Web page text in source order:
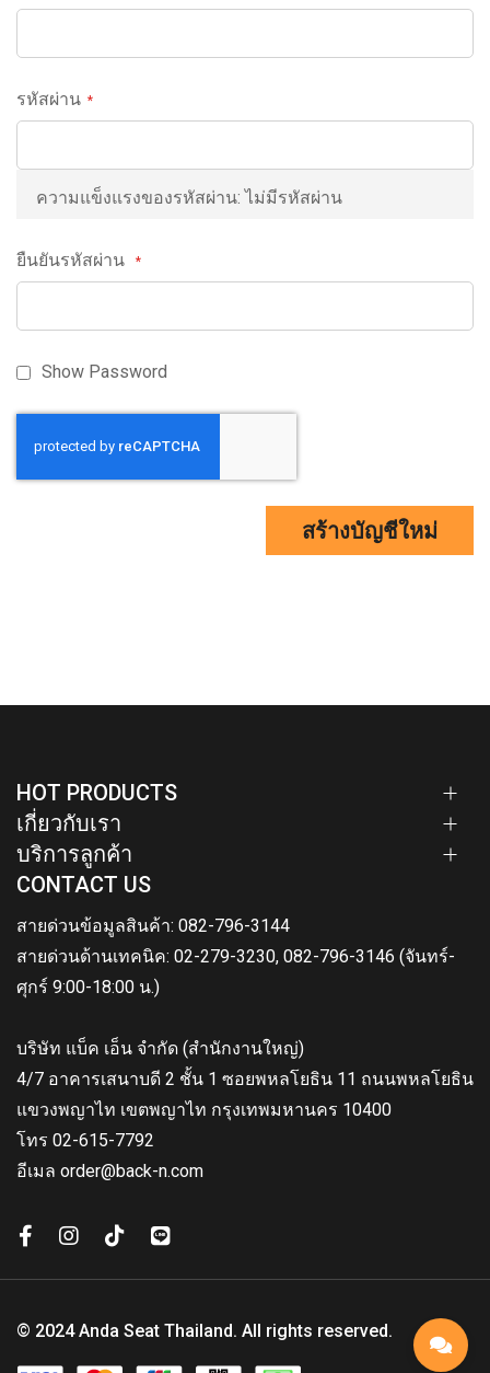
รหัสผ่าน
ความแข็งแรงของรหัสผ่าน:ไม่มีรหัสผ่าน
ยืนยันรหัสผ่าน
Show Password
สร้างบัญชีใหม่
HOT PRODUCTS
เกี่ยวกับเรา
บริการลูกค้า
CONTACT US
สายด่วนข้อมูลสินค้า: 082-796-3144
สายด่วนด้านเทคนิค: 02-279-3230, 082-796-3146 (จันทร์-
ศุกร์ 9:00-18:00 น.)
บริษัท แบ็ค เอ็น จำกัด (สำนักงานใหญ่)
4/7 อาคารเสนาบดี 2 ชั้น 1 ซอยพหลโยธิน 11 ถนนพหลโยธิน
แขวงพญาไท เขตพญาไท กรุงเทพมหานคร 10400
โทร 02-615-7792
อีเมล order@back-n.com
© 2024 Anda Seat Thailand. All rights reserved.